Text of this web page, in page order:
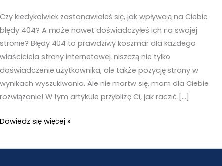
Czy kiedykolwiek zastanawiałeś się, jak wpływają na Ciebie
błędy 404? A może nawet doświadczyłeś ich na swojej
stronie? Błędy 404 to prawdziwy koszmar dla każdego
właściciela strony internetowej, niszczą nie tylko
doświadczenie użytkownika, ale także pozycję strony w
wynikach wyszukiwania. Ale nie martw się, mam dla Ciebie
rozwiązanie! W tym artykule przybliżę Ci, jak radzić […]
Automatyczne
404
Dowiedz się więcej »